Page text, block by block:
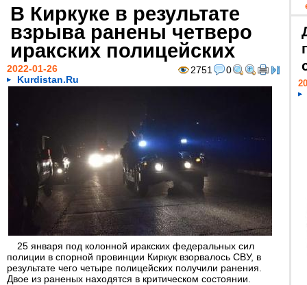
В Киркуке в результате
взрыва ранены четверо
иракских полицейских
2751 0
2022-01-26
Kurdistan.Ru
25 января под колонной иракских федеральных сил
полиции в спорной провинции Киркук взорвалось СВУ, в
результате чего четыре полицейских получили ранения.
Двое из раненых находятся в критическом состоянии.